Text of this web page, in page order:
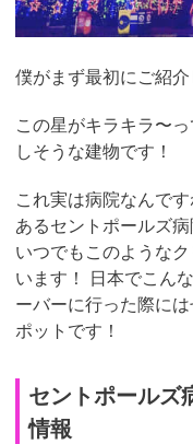
僕がまず最初にご紹
この星がキラキラ〜
しそうな建物です！
これ実は病院なんで
あるセントポールズ
いつでもこのような
います！ 日本でこん
ーバーに行った際に
ポットです！
セントポールズ
情報